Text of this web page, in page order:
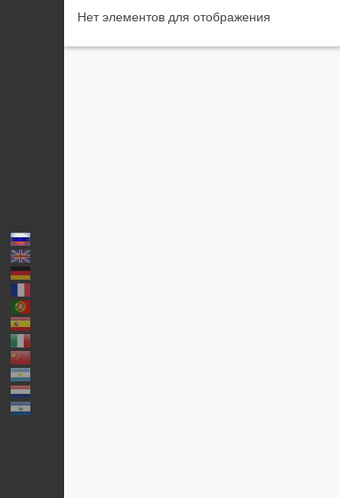
Нет элементов для отображения